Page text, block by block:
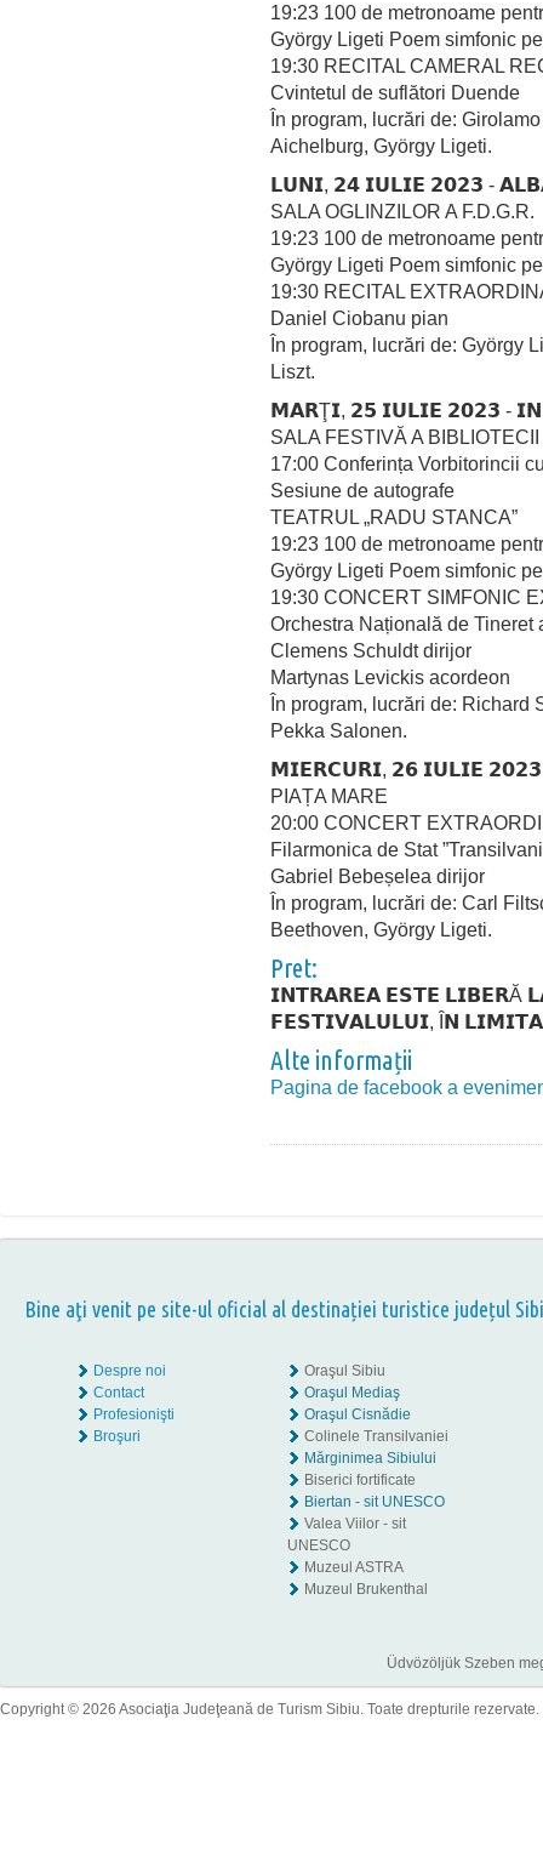
19:23 100 de metronoame
György Ligeti Poem simfonic
19:30 RECITAL CAMERAL
Cvintetul de suflători Duende
În program, lucrări de:
Aichelburg, György Ligeti.
𝗟𝗨𝗡𝗜, 𝟮𝟰 𝗜𝗨𝗟𝗜𝗘 𝟮𝟬𝟮𝟯 -
SALA OGLINZILOR A F.D.G.R.
19:23 100 de metronoame
György Ligeti Poem simfonic
19:30 RECITAL
Daniel Ciobanu pian
În program, lucrări de: György
Liszt.
𝗠𝗔𝗥Ţ𝗜, 𝟮𝟱 𝗜𝗨𝗟𝗜𝗘 𝟮𝟬𝟮𝟯 -
SALA FESTIVĂ A
17:00 Conferința Vorbitorincii
Sesiune de autografe
TEATRUL „RADU STANCA”
19:23 100 de metronoame
György Ligeti Poem simfonic
19:30 CONCERT SIMFONIC
Orchestra Națională de Tineret
Clemens Schuldt dirijor
Martynas Levickis acordeon
În program, lucrări de: Richard
Pekka Salonen.
𝗠𝗜𝗘𝗥𝗖𝗨𝗥𝗜, 𝟮𝟲 𝗜𝗨𝗟𝗜𝗘
PIAȚA MARE
20:00 CONCERT
Filarmonica de Stat
Gabriel Bebeșelea dirijor
În program, lucrări de: Carl
Beethoven, György Ligeti.
Pret:
𝗜𝗡𝗧𝗥𝗔𝗥𝗘𝗔 𝗘𝗦𝗧𝗘 𝗟𝗜𝗕𝗘𝗥Ă
𝗙𝗘𝗦𝗧𝗜𝗩𝗔𝗟𝗨𝗟𝗨𝗜, Î𝗡
Alte informații
Pagina de facebook a
Bine aţi venit pe site-ul oficial al destinației turistice județul
Despre noi
Contact
Profesionişti
Broşuri
Oraşul Sibiu
Oraşul Mediaş
Oraşul Cisnădie
Colinele Transilvaniei
Mărginimea Sibiului
Biserici fortificate
Biertan - sit UNESCO
Valea Viilor - sit
UNESCO
Muzeul ASTRA
Muzeul Brukenthal
Üdvözöljük Szeben
Copyright © 2026 Asociaţia Judeţeană de Turism Sibiu. Toate drepturile rezervate.